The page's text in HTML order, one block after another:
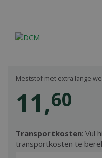
Transportkosten: Vul
transportkosten te
11,60
Meststof met extra lange